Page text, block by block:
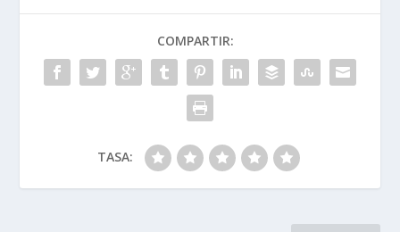
COMPARTIR:
TASA: